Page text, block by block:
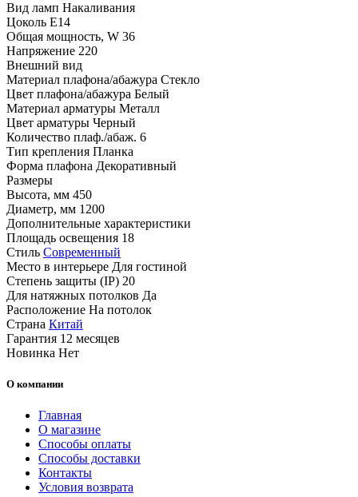
Вид ламп Накаливания
Цоколь E14
Общая мощность, W 36
Напряжение 220
Внешний вид
Материал плафона/абажура Стекло
Цвет плафона/абажура Белый
Материал арматуры Металл
Цвет арматуры Черный
Количество плаф./абаж. 6
Тип крепления Планка
Форма плафона Декоративный
Размеры
Высота, мм 450
Диаметр, мм 1200
Дополнительные характеристики
Площадь освещения 18
Стиль Современный
Место в интерьере Для гостиной
Степень защиты (IP) 20
Для натяжных потолков Да
Расположение На потолок
Страна Китай
Гарантия 12 месяцев
Новинка Нет
О компании
Главная
О магазине
Способы оплаты
Способы доставки
Контакты
Условия возврата